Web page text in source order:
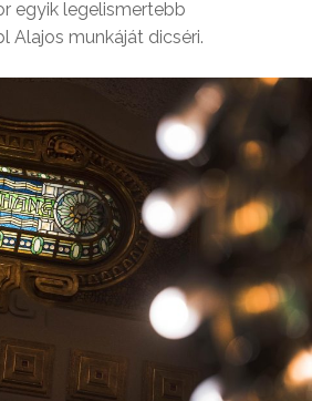
egyik legelismertebb
Alajos munkáját dicséri.